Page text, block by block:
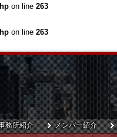
on line 263
on line 263
務所紹介 メンバー紹介